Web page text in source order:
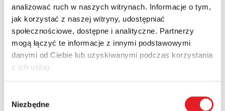
analizować ruch w naszych witrynach. Informacje o tym,
jak korzystać z naszej witryny, udostępniać
społecznościowe, dostępne i analityczne. Partnerzy
mogą łączyć te informacje z innymi podstawowymi
danymi od Ciebie lub uzyskiwanymi podczas korzystania
z ich usług.
zgody
Niezbędne
Adres e-mail: *
Nazwa firmy: